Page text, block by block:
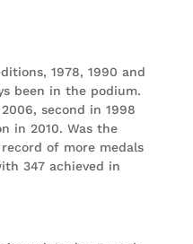
1978, 1990 and
been in the podium.
second in 1998
in 2010. Was the
of more medals
347 achieved in